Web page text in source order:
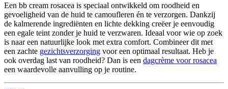
Een bb cream rosacea is speciaal ontwikkeld om roodheid en
gevoeligheid van de huid te camoufleren én te verzorgen. Dankzij
de kalmerende ingrediënten en lichte dekking creëer je eenvoudig
een egale teint zonder je huid te verzwaren. Ideaal voor wie op zoek
is naar een natuurlijke look met extra comfort. Combineer dit met
een zachte gezichtsverzorging voor een optimaal resultaat. Heb je
ook overdag last van roodheid? Dan is een dagcrème voor rosacea
een waardevolle aanvulling op je routine.